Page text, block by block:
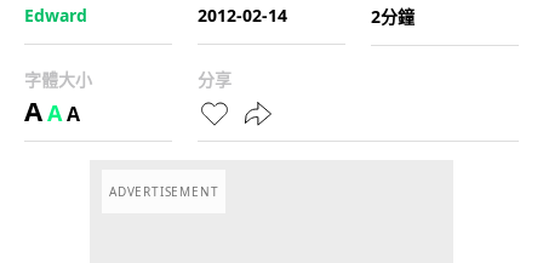
Edward
2012-02-14
2分鐘
字體大小
AAA
分享
ADVERTISEMENT